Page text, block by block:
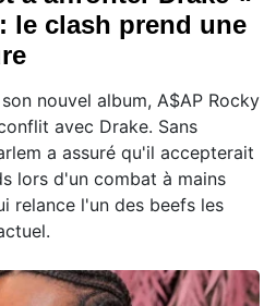
le clash prend une
nouvel album, A$AP Rocky
avec Drake. Sans
a assuré qu'il accepterait
lors d'un combat à mains
relance l'un des beefs les